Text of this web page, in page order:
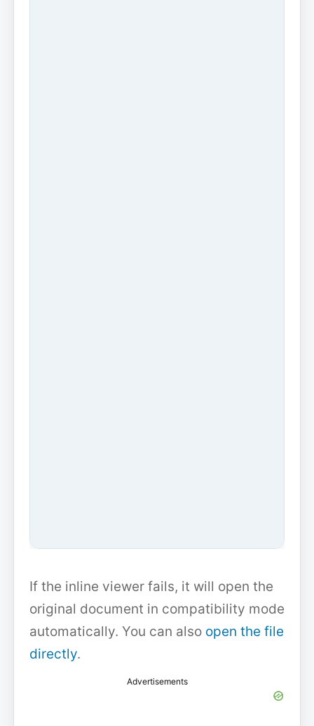
If the inline viewer fails, it will open the
original document in compatibility mode
automatically. You can also open the file
directly.
Advertisements